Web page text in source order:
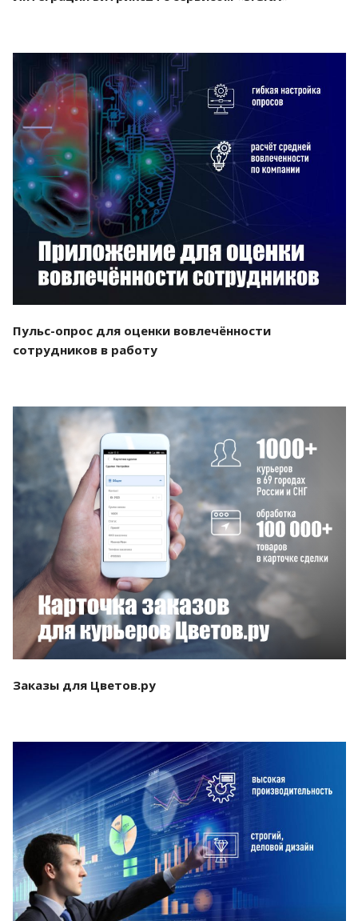
Смотреть проект
Пульс-опрос для оценки вовлечённости
сотрудников в работу
Смотреть проект
Заказы для Цветов.ру
Смотреть проект